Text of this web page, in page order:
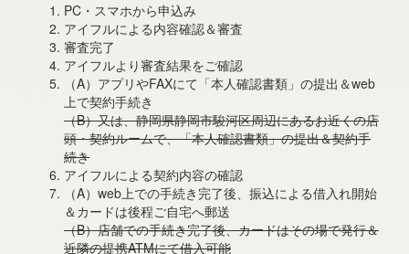
PC・スマホから申込み
アイフルによる内容確認＆審査
審査完了
アイフルより審査結果をご確認
（A）アプリやFAXにて「本人確認書類」の提出＆web
上で契約手続き
（B）又は、静岡県静岡市駿河区周辺にあるお近くの店
頭・契約ルームで、「本人確認書類」の提出＆契約手
続き
アイフルによる契約内容の確認
（A）web上での手続き完了後、振込による借入れ開始
＆カードは後程ご自宅へ郵送
（B）店舗での手続き完了後、カードはその場で発行＆
近隣の提携ATMにて借入可能